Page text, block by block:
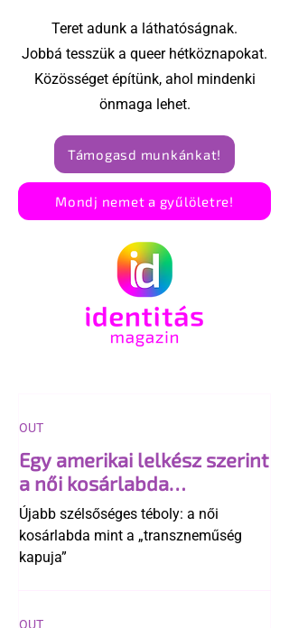
Teret adunk a láthatóságnak.
Jobbá tesszük a queer hétköznapokat.
Közösséget építünk, ahol mindenki
önmaga lehet.
Támogasd munkánkat!
Mondj nemet a gyűlöletre!
Egy amerikai lelkész szerint
a női kosárlabda
transzneműséghez vezet
Újabb szélsőséges téboly: a női
kosárlabda mint a „transzneműség
kapuja”
OUT
OUT